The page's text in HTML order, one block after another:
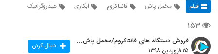
فیلم مخمل پاش فانتاکروم ابکاری هیدروگرافیک
۱۵۳
فروش دستگاه های فانتاکروم/مخمل پاش/هیدروگرافیک
۲۵ فروردین ۱۳۹۸ دنبال کردن